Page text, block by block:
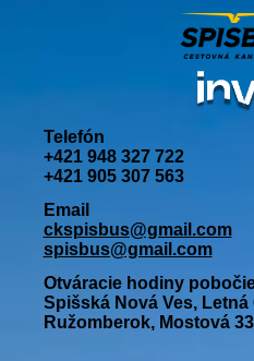
Telefón
+421 948 327 722
+421 905 307 563
Email
ckspisbus@gmail.com
spisbus@gmail.com
Otváracie hodiny
Spišská Nová Ves, Letná
Ružomberok, Mostová